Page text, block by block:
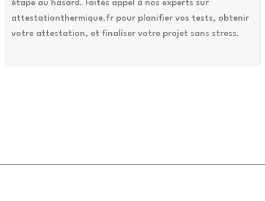
étape au hasard. Faites appel à nos experts sur
attestationthermique.fr pour planifier vos tests, obtenir
votre attestation, et finaliser votre projet sans stress.